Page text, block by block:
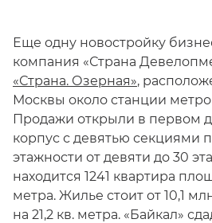
Еще одну новостройку
компания «Страна
«Страна. Озерная»,
Москвы около станции
Продажи открыли в первом
корпус с девятью секциями
этажности от девяти до 30
находится 1241 квартира
метра. Жилье стоит от 10,1
на 21,2 кв. метра. «Байкал»